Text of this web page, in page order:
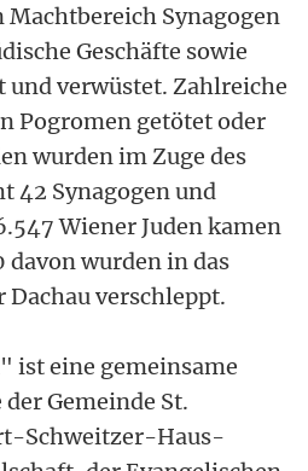
Machtbereich Synagogen
Geschäfte sowie
verwüstet. Zahlreiche
Pogromen getötet oder
wurden im Zuge des
42 Synagogen und
Wiener Juden kamen
wurden in das
verschleppt.
ist eine gemeinsame
Gemeinde St.
Schweitzer-Haus-